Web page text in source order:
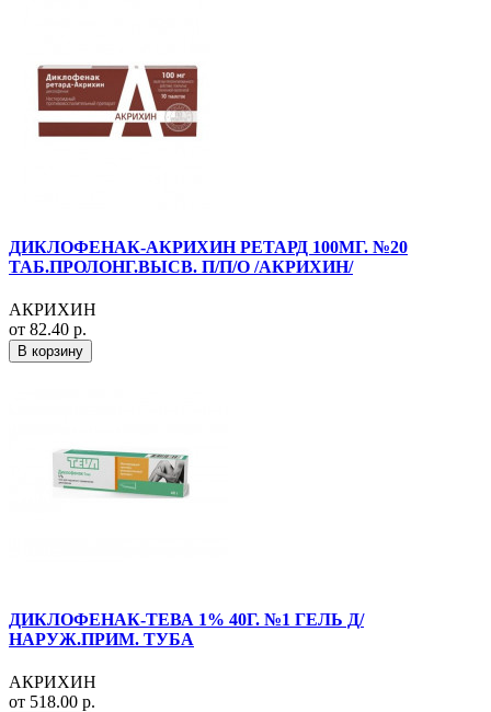
ДИКЛОФЕНАК-АКРИХИН РЕТАРД 100МГ. №20
ТАБ.ПРОЛОНГ.ВЫСВ. П/П/О /АКРИХИН/
АКРИХИН
от 82.40 р.
В корзину
ДИКЛОФЕНАК-ТЕВА 1% 40Г. №1 ГЕЛЬ Д/
НАРУЖ.ПРИМ. ТУБА
АКРИХИН
от 518.00 р.